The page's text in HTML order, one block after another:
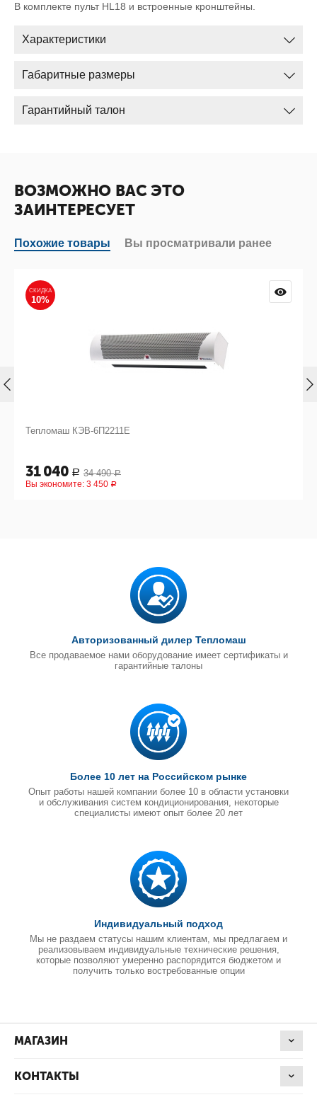
В комплекте пульт HL18 и встроенные кронштейны.
Характеристики
Габаритные размеры
Гарантийный талон
ВОЗМОЖНО ВАС ЭТО
ЗАИНТЕРЕСУЕТ
Похожие товары Вы просматривали ранее
СКИДКА
10%
Тепломаш КЭВ-6П2211Е
31 040 Р 34 490 Р
Вы экономите: 3 450 Р
Авторизованный дилер Тепломаш
Все продаваемое нами оборудование имеет сертификаты и
гарантийные талоны
Более 10 лет на Российском рынке
Опыт работы нашей компании более 10 в области установки
и обслуживания систем кондиционирования, некоторые
специалисты имеют опыт более 20 лет
Индивидуальный подход
Мы не раздаем статусы нашим клиентам, мы предлагаем и
реализовываем индивидуальные технические решения,
которые позволяют умеренно распорядится бюджетом и
получить только востребованные опции
МАГАЗИН
КОНТАКТЫ